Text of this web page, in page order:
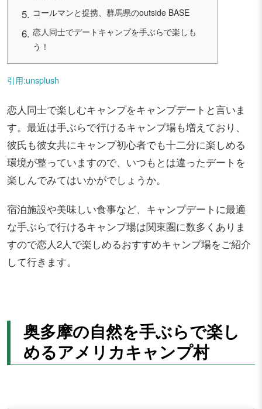
コールマンと提携、群馬県のoutside BASE
恋人同士でデートキャンプを手ぶらで楽しも
う！
引用:unsplush
恋人同士で楽しむキャンプをキャンプデートと言いま
す。最近は手ぶらで行けるキャンプ場も増えており、
彼氏も彼女共にキャンプ初心者でも十二分に楽しめる
環境が整っていますので、いつもとは違ったデートを
楽しんでみてはいかがでしょうか。
宿泊施設や美味しい食事など、キャンプデートに最適
な手ぶらで行けるキャンプ場は関東圏に数多くありま
すので恋人2人で楽しめるおすすめキャンプ場をご紹介
して行きます。
奥多摩の自然を手ぶらで楽し
めるアメリカキャンプ村